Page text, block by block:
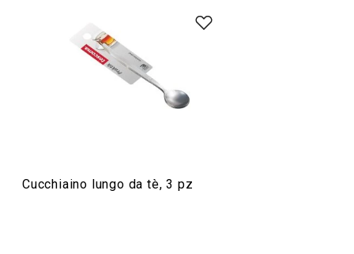
Servire in tavola
Cucchiaino lungo da tè, 3 pz